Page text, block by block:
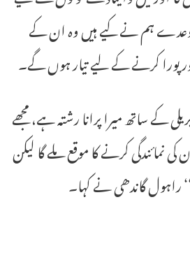
وعدے ہم نے کیے ہیں وہ ان کے
کرنے کے لیے تیار ہوں گے۔
کے ساتھ میرا پرانا رشتہ ہے، مجھے
نمائندگی کرنے کا موقع ملے گا لیکن
راہول گاندھی نے کہا۔